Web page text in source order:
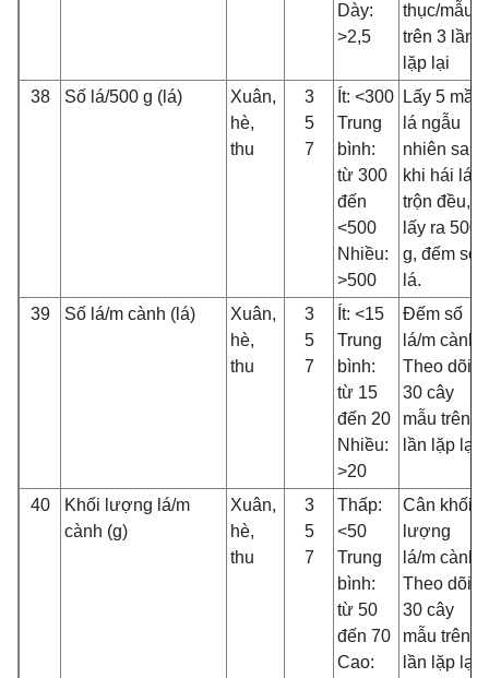
Dày:
>2,5
thục/mẫu
trên 3 lần
lặp lại
38
Số lá/500 g (lá)
Xuân,
hè,
thu
3
5
7
Ít: <300
Trung
bình:
từ 300
đến
<500
Nhiều:
>500
Lấy 5 mầu
lá ngẫu
nhiên sau
khi hái lá,
trộn đều,
lấy ra 500
g, đếm số
lá.
39
Số lá/m cành (lá)
Xuân,
hè,
thu
3
5
7
Ít: <15
Trung
bình:
từ 15
đến 20
Nhiều:
>20
Đếm số
lá/m cành.
Theo dõi
30 cây
mẫu trên 3
lần lặp lại
40
Khối lượng lá/m
cành (g)
Xuân,
hè,
thu
3
5
7
Thấp:
<50
Trung
bình:
từ 50
đến 70
Cao:
Cân khối
lượng
lá/m cành.
Theo dõi
30 cây
mẫu trên 3
lần lặp lại.